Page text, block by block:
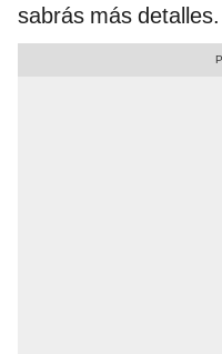
sabrás más detalles.